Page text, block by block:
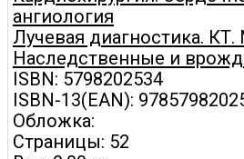
ангиология
Лучевая диагностика.
Наследственные и
ISBN: 5798202534
ISBN-13(EAN):
Обложка:
Страницы: 52